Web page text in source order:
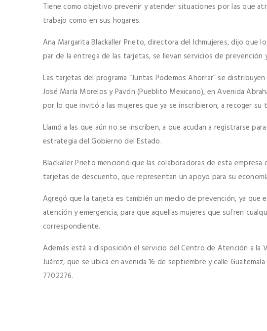
Tiene como objetivo prevenir y atender situaciones por las que
trabajo como en sus hogares.
Ana Margarita Blackaller Prieto, directora del Ichmujeres, dijo que
par de la entrega de las tarjetas, se llevan servicios de prevención
Las tarjetas del programa “Juntas Podemos Ahorrar” se
José María Morelos y Pavón (Pueblito Mexicano), en Avenida
por lo que invitó a las mujeres que ya se inscribieron, a recoger su
Llamó a las que aún no se inscriben, a que acudan a registrarse
estrategia del Gobierno del Estado.
Blackaller Prieto mencionó que las colaboradoras de esta
tarjetas de descuento, que representan un apoyo para su
Agregó que la tarjeta es también un medio de prevención, ya que
atención y emergencia, para que aquellas mujeres que sufren
correspondiente.
Además está a disposición el servicio del Centro de Atención a la
Juárez, que se ubica en avenida 16 de septiembre y calle
7702276.